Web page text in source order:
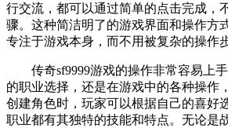
行交流，都可以通过简单的点击完成，
骤。这种简洁明了的游戏界面和操作方
专注于游戏本身，而不用被复杂的操作
传奇sf9999游戏的操作非常容易上手
的职业选择，还是在游戏中的各种操作
创建角色时，玩家可以根据自己的喜好
职业都有其独特的技能和特点。无论是